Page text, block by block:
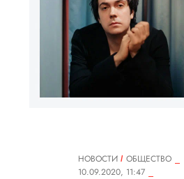
НОВОСТИ
ОБЩЕСТВО
10.09.2020, 11:47